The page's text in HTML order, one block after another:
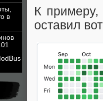
в
К примеру,
оставил